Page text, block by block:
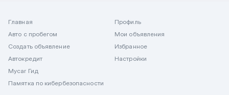
Главная
Авто с пробегом
Создать объявление
Автокредит
Mycar Гид
Памятка по кибербезопасности
Профиль
Мои объявления
Избранное
Настройки